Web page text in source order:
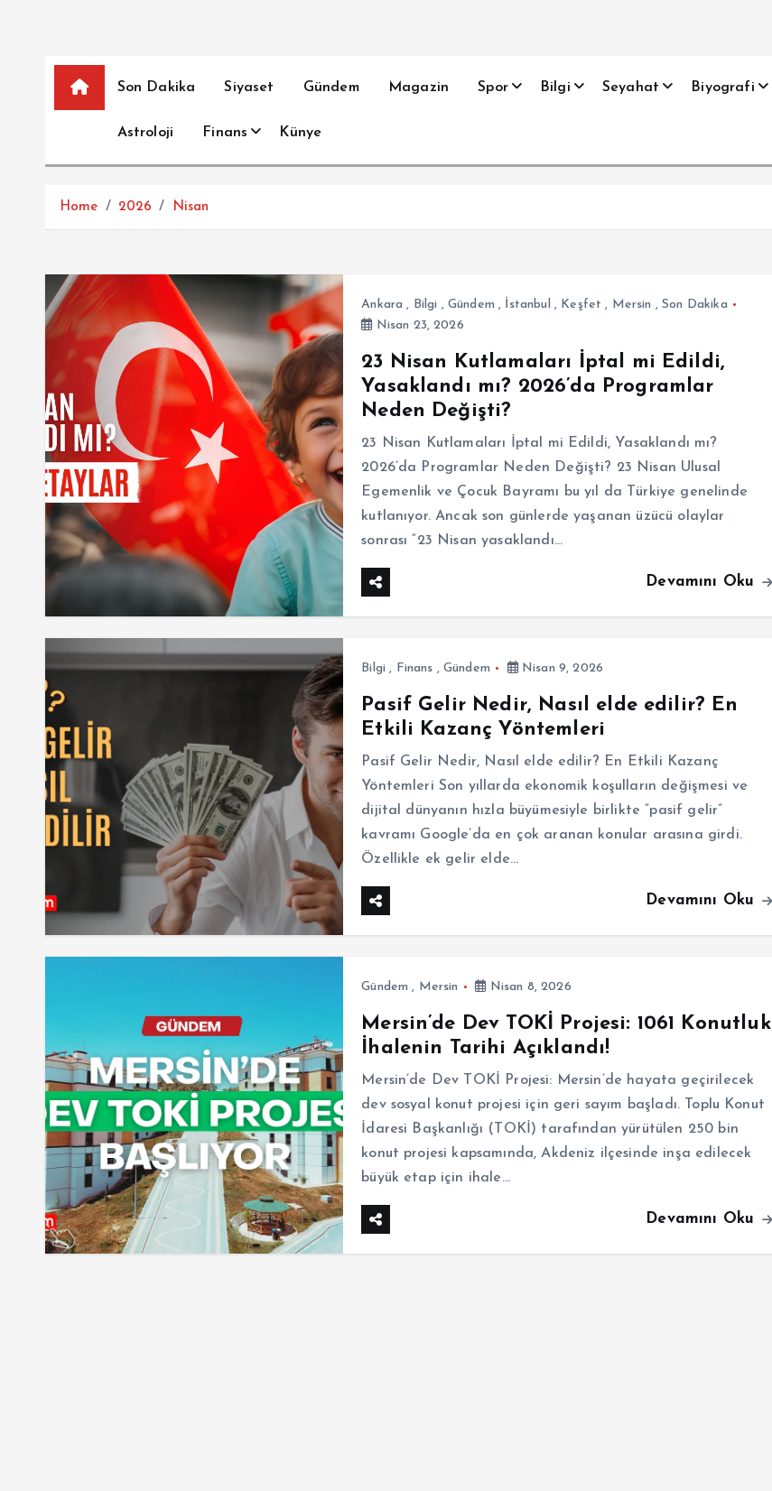
Son Dakika Siyaset Gündem Magazin Spor Bilgi Seyahat Biyografi
Astroloji Finans Künye
Home 2026 Nisan
Ankara , Bilgi , Gündem , İstanbul , Keşfet , Mersin ,Son Dakika
Nisan 23, 2026
23 Nisan Kutlamaları İptal mi Edildi,
Yasaklandı mı? 2026’da Programlar
Neden Değişti?
23 Nisan Kutlamaları İptal mi Edildi, Yasaklandı mı?
2026’da Programlar Neden Değişti? 23 Nisan Ulusal
Egemenlik ve Çocuk Bayramı bu yıl da Türkiye genelinde
kutlanıyor. Ancak son günlerde yaşanan üzücü olaylar
sonrası “23 Nisan yasaklandı…
Devamını Oku
Bilgi , Finans , Gündem Nisan 9, 2026
Pasif Gelir Nedir, Nasıl elde edilir? En
Etkili Kazanç Yöntemleri
Pasif Gelir Nedir, Nasıl elde edilir? En Etkili Kazanç
Yöntemleri Son yıllarda ekonomik koşulların değişmesi ve
dijital dünyanın hızla büyümesiyle birlikte “pasif gelir”
kavramı Google’da en çok aranan konular arasına girdi.
Özellikle ek gelir elde…
Devamını Oku
Gündem , Mersin Nisan 8, 2026
Mersin’de Dev TOKİ Projesi: 1061 Konutluk
İhalenin Tarihi Açıklandı!
Mersin’de Dev TOKİ Projesi: Mersin’de hayata geçirilecek
dev sosyal konut projesi için geri sayım başladı. Toplu Konut
İdaresi Başkanlığı (TOKİ) tarafından yürütülen 250 bin
konut projesi kapsamında, Akdeniz ilçesinde inşa edilecek
büyük etap için ihale…
Devamını Oku